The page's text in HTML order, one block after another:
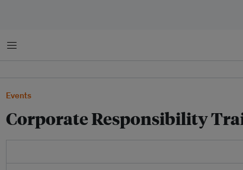
菜单
Events
Corporate Responsibility